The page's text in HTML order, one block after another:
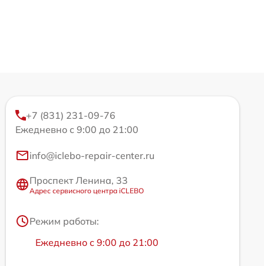
+7 (831) 231-09-76
Ежедневно с 9:00 до 21:00
info@iclebo-repair-center.ru
Проспект Ленина, 33
Адрес сервисного центра iCLEBO
Режим работы:
Ежедневно с 9:00 до 21:00